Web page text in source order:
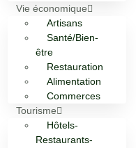
Vie économique
Artisans
Santé/Bien-
être
Restauration
Alimentation
Commerces
Tourisme
Hôtels-
Restaurants-